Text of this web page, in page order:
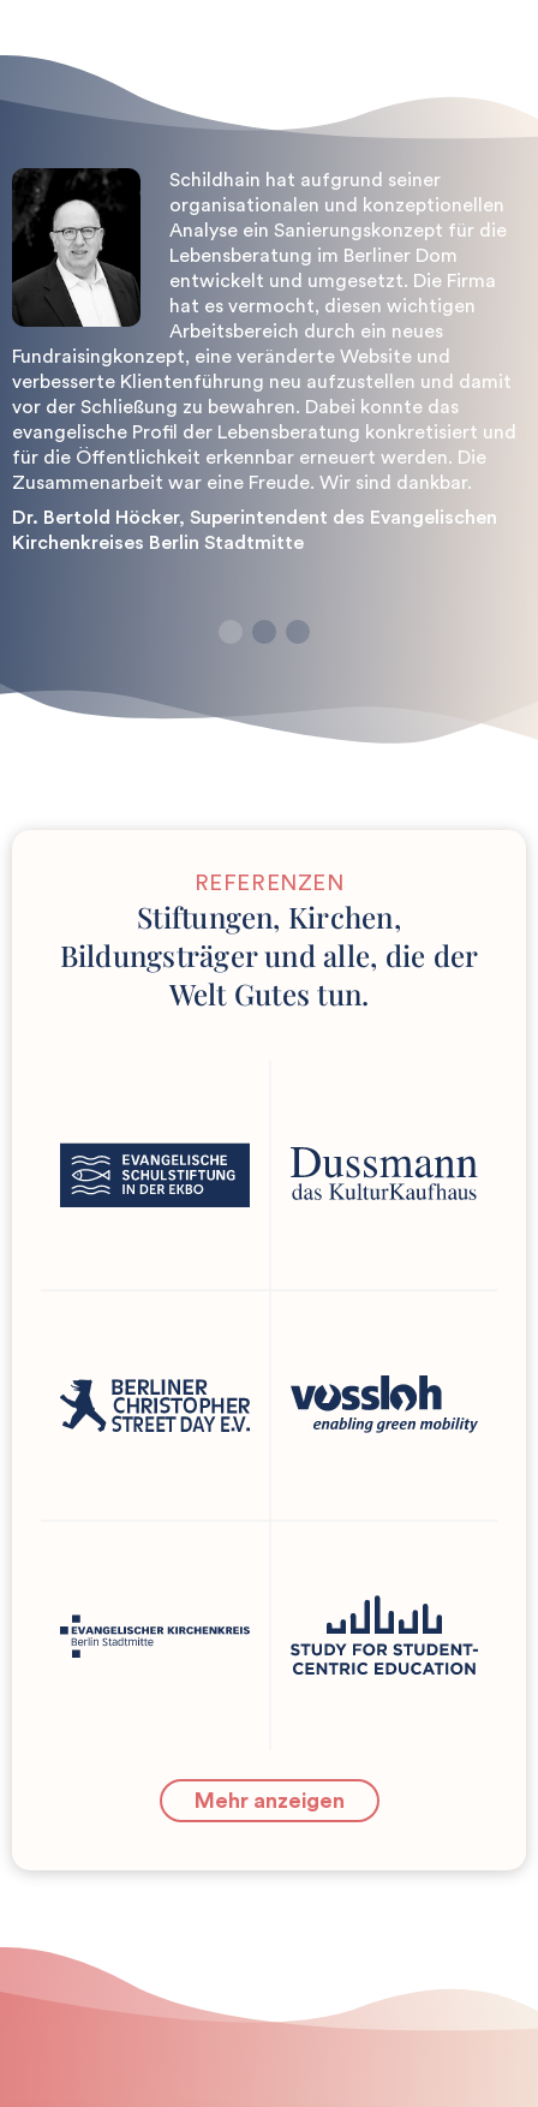
Schildhain hat aufgrund seiner
organisationalen und konzeptionellen
Analyse ein Sanierungskonzept für die
Lebensberatung im Berliner Dom
entwickelt und umgesetzt. Die Firma
hat es vermocht, diesen wichtigen
Arbeitsbereich durch ein neues
Fundraisingkonzept, eine veränderte Website und
verbesserte Klientenführung neu aufzustellen und damit
vor der Schließung zu bewahren. Dabei konnte das
evangelische Profil der Lebensberatung konkretisiert und
für die Öffentlichkeit erkennbar erneuert werden. Die
Zusammenarbeit war eine Freude. Wir sind dankbar.
Dr. Bertold Höcker, Superintendent des Evangelischen
Kirchenkreises Berlin Stadtmitte
2 3
REFERENZEN
Stiftungen, Kirchen,
Bildungsträger und alle, die der
Welt Gutes tun.
Mehr anzeigen